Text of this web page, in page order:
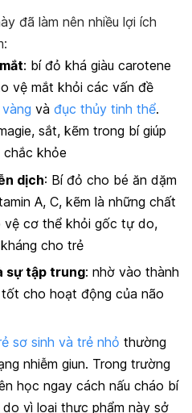
đã làm nên nhiều lợi ích
: bí đỏ khá giàu carotene
vệ mắt khỏi các vấn đề
và đục thủy tinh thể.
sắt, kẽm trong bí giúp
khỏe
dịch: Bí đỏ cho bé ăn dặm
A, C, kẽm là những chất
vệ cơ thể khỏi gốc tự do,
cho trẻ
sự tập trung: nhờ vào thành
tốt cho hoạt động của não
sơ sinh và trẻ nhỏ thường
nhiễm giun. Trong trường
học ngay cách nấu cháo bí
vì loại thực phẩm này sở